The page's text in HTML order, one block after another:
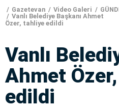
Gazetevan Video Galeri
Vanlı Belediye Başkanı Ahmet
Özer, tahliye edildi
Vanlı
Ahmet
edildi